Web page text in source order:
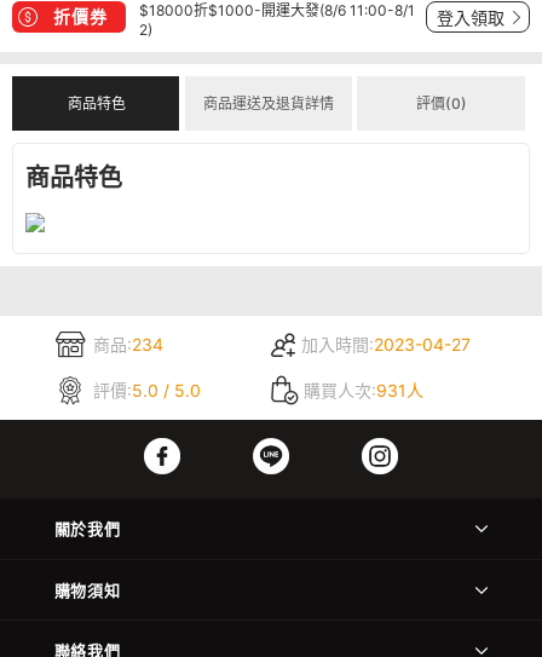
折價券
$18000折$1000-開運大發(8/6 11:00-8/1
2)
登入領取
商品特色 商品運送及退貨詳情 評價(0)
商品特色
商品:234 加入時間:2023-04-27
評價:5.0 / 5.0 購買人次:931人
關於我們
購物須知
聯絡我們